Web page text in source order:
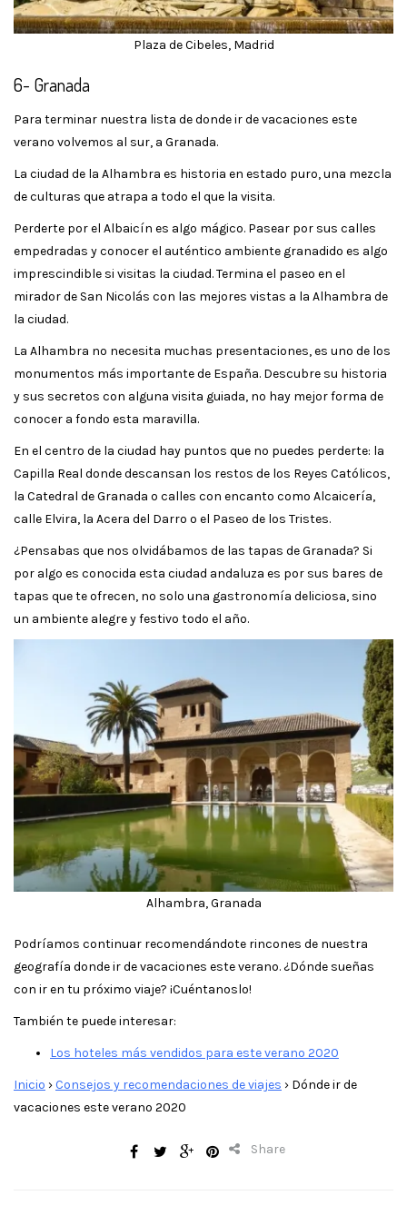
Plaza de Cibeles, Madrid
6- Granada
Para terminar nuestra lista de donde ir de vacaciones este
verano volvemos al sur, a Granada.
La ciudad de la Alhambra es historia en estado puro, una mezcla
de culturas que atrapa a todo el que la visita.
Perderte por el Albaicín es algo mágico. Pasear por sus calles
empedradas y conocer el auténtico ambiente granadido es algo
imprescindible si visitas la ciudad. Termina el paseo en el
mirador de San Nicolás con las mejores vistas a la Alhambra de
la ciudad.
La Alhambra no necesita muchas presentaciones, es uno de los
monumentos más importante de España. Descubre su historia
y sus secretos con alguna visita guiada, no hay mejor forma de
conocer a fondo esta maravilla.
En el centro de la ciudad hay puntos que no puedes perderte: la
Capilla Real donde descansan los restos de los Reyes Católicos,
la Catedral de Granada o calles con encanto como Alcaicería,
calle Elvira, la Acera del Darro o el Paseo de los Tristes.
¿Pensabas que nos olvidábamos de las tapas de Granada? Si
por algo es conocida esta ciudad andaluza es por sus bares de
tapas que te ofrecen, no solo una gastronomía deliciosa, sino
un ambiente alegre y festivo todo el año.
Alhambra, Granada
Podríamos continuar recomendándote rincones de nuestra
geografía donde ir de vacaciones este verano. ¿Dónde sueñas
con ir en tu próximo viaje? ¡Cuéntanoslo!
También te puede interesar:
Los hoteles más vendidos para este verano 2020
Inicio ›Consejos y recomendaciones de viajes › Dónde ir de
vacaciones este verano 2020
Share